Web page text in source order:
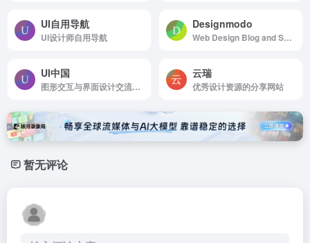
UI自用导航
UI设计师自用导航
Designmodo
Web Design Blog and Shop
UI中国
图形交互与界面设计交流、作品展示、学习平台。
云瑞
优秀设计资源的分享网站
暂无评论